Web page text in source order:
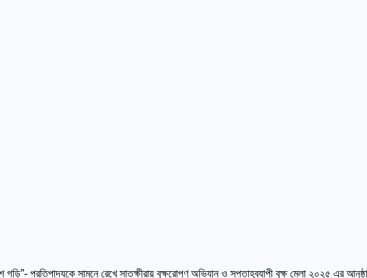
গড়ি”- প্রতিপাদ্যকে সামনে রেখে সাতক্ষীরায় বৃক্ষরোপণ অভিযান ও সপ্তাহব্যাপী বৃক্ষ মেলা ২০২৫ এর